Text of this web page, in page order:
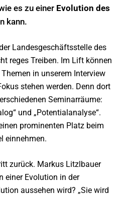
es zu einer Evolution des
kann.
Landesgeschäftsstelle des
reges Treiben. Im Lift können
in unserem Interview
stehen werden. Denn dort
Seminarräume:
und „Potentialanalyse“.
prominenten Platz beim
einnehmen.
zurück. Markus Litzlbauer
einer Evolution in der
aussehen wird? „Sie wird